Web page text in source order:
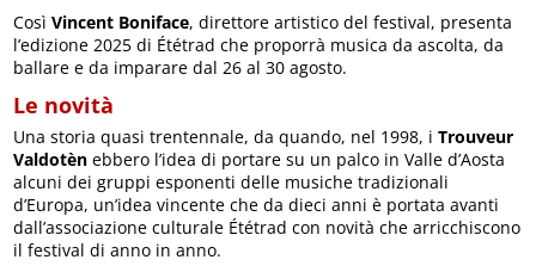
CosìVincent Boniface, direttore artistico del festival, presenta
l’edizione 2025 di Ététrad che proporrà musica da ascolta, da
ballare e da imparare dal 26 al 30 agosto.
Le novità
Una storia quasi trentennale, da quando, nel 1998, iTrouveur
Valdotèn ebbero l’idea di portare su un palco in Valle d’Aosta
alcuni dei gruppi esponenti delle musiche tradizionali
d’Europa, un’idea vincente che da dieci anni è portata avanti
dall’associazione culturale Ététrad con novità che arricchiscono
il festival di anno in anno.